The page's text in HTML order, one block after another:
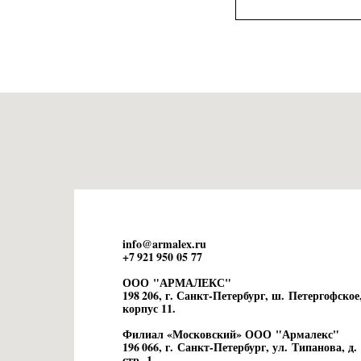
info@armalex.ru
+7 921 950 05 77
ООО "АРМАЛЕКС"
198 206, г. Санкт-Петербург, ш.
корпус 11.
Филиал «Московский» ООО "Армалекс"
196 066, г. Санкт-Петербург, ул. Типанова, д.